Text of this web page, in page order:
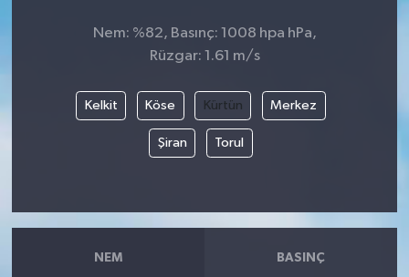
Nem: %82, Basınç: 1008 hpa hPa,
Rüzgar: 1.61 m/s
Kelkit Köse Kürtün Merkez
Şiran Torul
NEM BASINÇ